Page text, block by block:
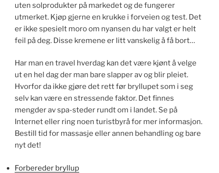
uten solprodukter på markedet og de fungerer
utmerket. Kjøp gjerne en krukke i forveien og test. Det
er ikke spesielt moro om nyansen du har valgt er helt
feil på deg. Disse kremene er litt vanskelig å få bort…
Har man en travel hverdag kan det være kjønt å velge
ut en hel dag der man bare slapper av og blir pleiet.
Hvorfor da ikke gjøre det rett før bryllupet som i seg
selv kan være en stressende faktor. Det finnes
mengder av spa-steder rundt om i landet. Se på
Internet eller ring noen turistbyrå for mer informasjon.
Bestill tid for massasje eller annen behandling og bare
nyt det!
Forbereder bryllup